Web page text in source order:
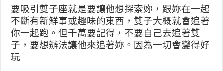
要吸引雙子座就是要讓他想探索妳， 跟妳在一起
不斷有新鮮事或趣味的東西，雙子大概就會追著
你一起跑。但千萬要記得，不要自己去追著雙
子， 要想辦法讓他來追著妳。因為一切會變得好
玩